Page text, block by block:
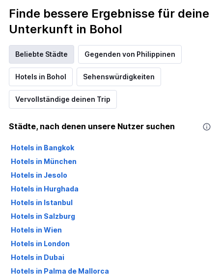
Finde bessere Ergebnisse für deine
Unterkunft in Bohol
Beliebte Städte Gegenden von Philippinen
Hotels in Bohol Sehenswürdigkeiten
Vervollständige deinen Trip
Städte, nach denen unsere Nutzer suchen
Hotels in Bangkok
Hotels in München
Hotels in Jesolo
Hotels in Hurghada
Hotels in Istanbul
Hotels in Salzburg
Hotels in Wien
Hotels in London
Hotels in Dubai
Hotels in Palma de Mallorca